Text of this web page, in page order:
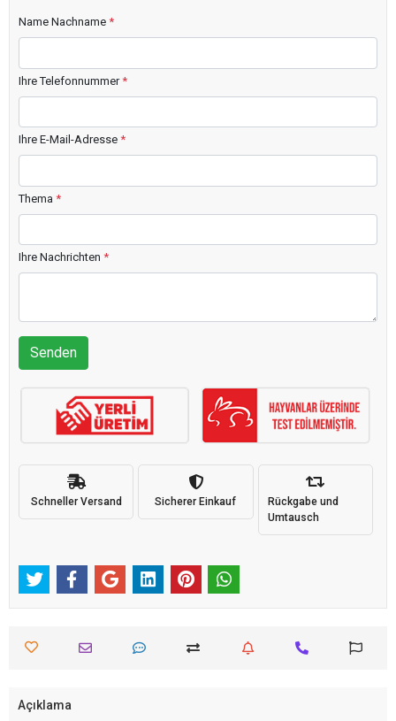
Name Nachname *
Ihre Telefonnummer*
Ihre E-Mail-Adresse *
Thema *
Ihre Nachrichten *
Senden
Schneller Versand Sicherer Einkauf
Rückgabe und
Umtausch
Açıklama